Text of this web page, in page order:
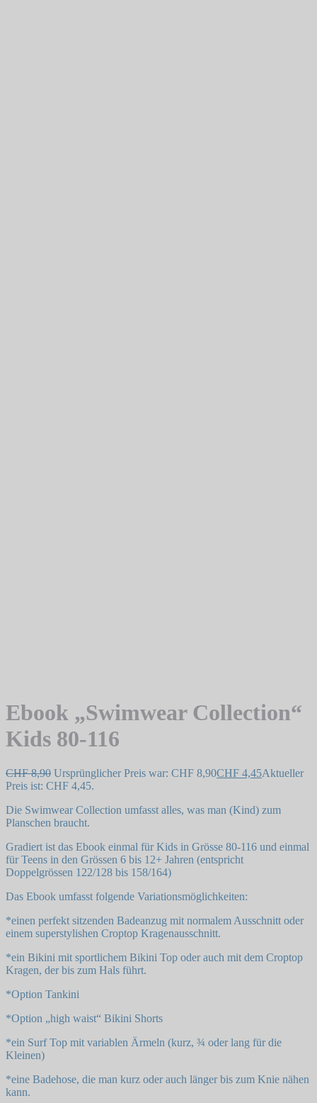
Ebook „Swimwear Collection“
Kids 80-116
CHF8,90 Ursprünglicher Preis war: CHF 8,90CHF 4,45Aktueller
Preis ist: CHF 4,45.
Die Swimwear Collection umfasst alles, was man (Kind) zum
Planschen braucht.
Gradiert ist das Ebook einmal für Kids in Grösse 80-116 und einmal
für Teens in den Grössen 6 bis 12+ Jahren (entspricht
Doppelgrössen 122/128 bis 158/164)
Das Ebook umfasst folgende Variationsmöglichkeiten:
*einen perfekt sitzenden Badeanzug mit normalem Ausschnitt oder
einem superstylishen Croptop Kragenausschnitt.
*ein Bikini mit sportlichem Bikini Top oder auch mit dem Croptop
Kragen, der bis zum Hals führt.
*Option Tankini
*Option „high waist“ Bikini Shorts
*ein Surf Top mit variablen Ärmeln (kurz, ¾ oder lang für die
Kleinen)
*eine Badehose, die man kurz oder auch länger bis zum Knie nähen
kann.